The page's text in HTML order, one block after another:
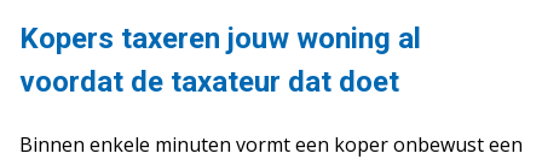
Kopers taxeren jouw woning al
voordat de taxateur dat doet
Binnen enkele minuten vormt een koper onbewust een